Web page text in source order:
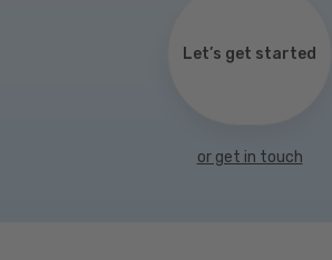
Let’s get started
or get in touch